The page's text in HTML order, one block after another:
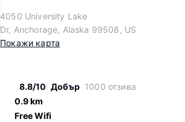
4050 University Lake
Dr, Anchorage, Alaska 99508, US
Покажи карта
8.8/10 Добър 1000 отзива
0.9 km
Free Wifi